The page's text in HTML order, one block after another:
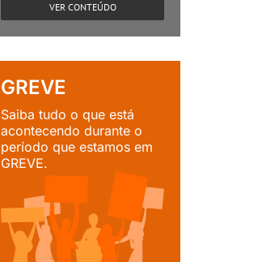
VER CONTEÚDO
GREVE
Saiba tudo o que está
acontecendo durante o
período que estamos em
GREVE.